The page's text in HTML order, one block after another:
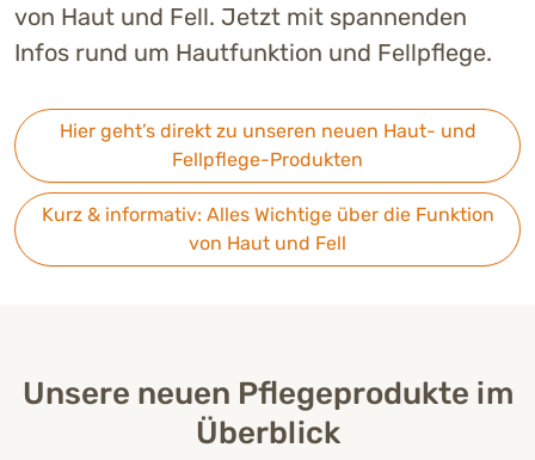
von Haut und Fell. Jetzt mit spannenden
Infos rund um Hautfunktion und Fellpflege.
Hier geht’s direkt zu unseren neuen Haut- und
Fellpflege-Produkten
Kurz & informativ: Alles Wichtige über die Funktion
von Haut und Fell
Unsere neuen Pflegeprodukte im
Überblick